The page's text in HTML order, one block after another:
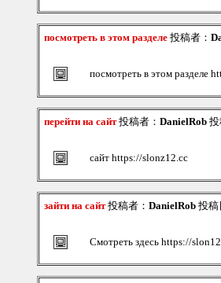
посмотреть в этом разделе 投稿者：
посмотреть в этом разделе
перейти на сайт投稿者： DanielRob
сайт https://slonz12.cc
зайти на сайт投稿者： DanielRob 投稿
Смотреть здесь https://